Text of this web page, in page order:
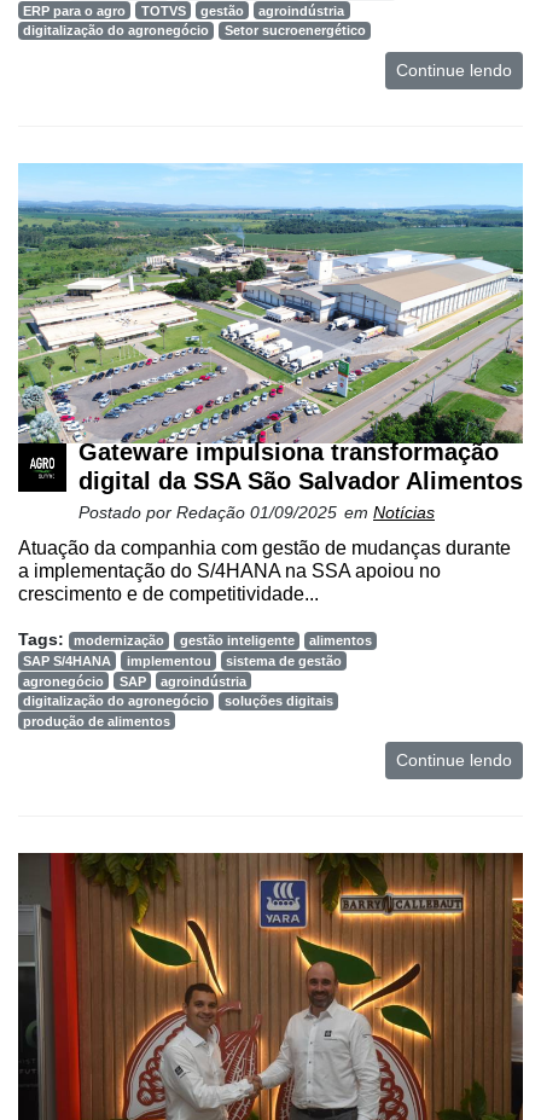
ERP para o agro
TOTVS gestão
agroindústria
digitalização do agronegócio
Setor sucroenergético
Continue lendo
Gateware impulsiona transformação
digital da SSA São Salvador Alimentos
Postado por Redação 01/09/2025 em Notícias
Atuação da companhia com gestão de mudanças durante
a implementação do S/4HANA na SSA apoiou no
crescimento e de competitividade...
Tags: modernização gestão inteligente
alimentos
SAP S/4HANA
implementou
sistema de gestão
agronegócio
SAP
agroindústria
digitalização do agronegócio
soluções digitais
produção de alimentos
Continue lendo